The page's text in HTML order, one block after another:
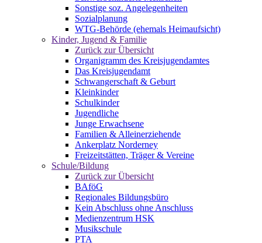
Sonstige soz. Angelegenheiten
Sozialplanung
WTG-Behörde (ehemals Heimaufsicht)
Kinder, Jugend & Familie
Zurück zur Übersicht
Organigramm des Kreisjugendamtes
Das Kreisjugendamt
Schwangerschaft & Geburt
Kleinkinder
Schulkinder
Jugendliche
Junge Erwachsene
Familien & Alleinerziehende
Ankerplatz Norderney
Freizeitstätten, Träger & Vereine
Schule/Bildung
Zurück zur Übersicht
BAföG
Regionales Bildungsbüro
Kein Abschluss ohne Anschluss
Medienzentrum HSK
Musikschule
PTA